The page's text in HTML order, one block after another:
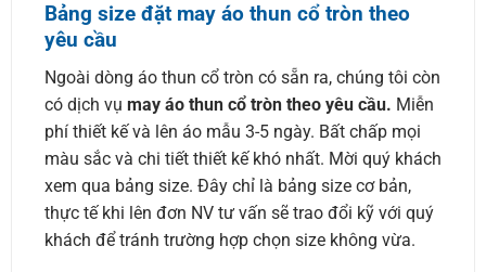
Bảng size đặt may áo thun cổ tròn theo
yêu cầu
Ngoài dòng áo thun cổ tròn có sẵn ra, chúng tôi còn
có dịch vụ may áo thun cổ tròn theo yêu cầu. Miễn
phí thiết kế và lên áo mẫu 3-5 ngày. Bất chấp mọi
màu sắc và chi tiết thiết kế khó nhất. Mời quý khách
xem qua bảng size. Đây chỉ là bảng size cơ bản,
thực tế khi lên đơn NV tư vấn sẽ trao đổi kỹ với quý
khách để tránh trường hợp chọn size không vừa.